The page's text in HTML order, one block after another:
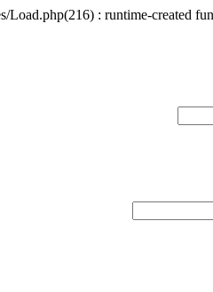
Load.php(216) : runtime-created